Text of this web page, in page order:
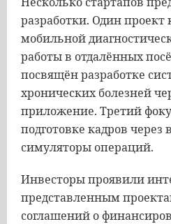
разработки. Один проект
мобильной
работы в отдалённых
посвящён разработке
хронических болезней
приложение. Третий
подготовке кадров через
симуляторы операций.
Инвесторы проявили
представленным
соглашений о